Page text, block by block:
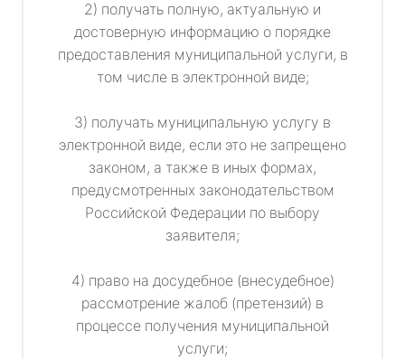
2) получать полную, актуальную и
достоверную информацию о порядке
предоставления муниципальной услуги, в
том числе в электронной виде;
3) получать муниципальную услугу в
электронной виде, если это не запрещено
законом, а также в иных формах,
предусмотренных законодательством
Российской Федерации по выбору
заявителя;
4) право на досудебное (внесудебное)
рассмотрение жалоб (претензий) в
процессе получения муниципальной
услуги;